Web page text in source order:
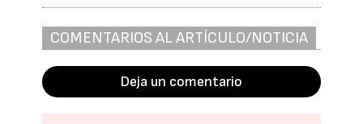
COMENTARIOS AL ARTÍCULO/NOTICIA
Deja un comentario